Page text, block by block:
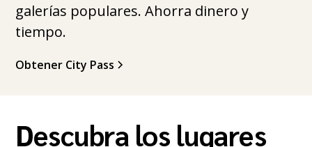
galerías populares. Ahorra dinero y
tiempo.
Obtener City Pass
Descubra los lugares